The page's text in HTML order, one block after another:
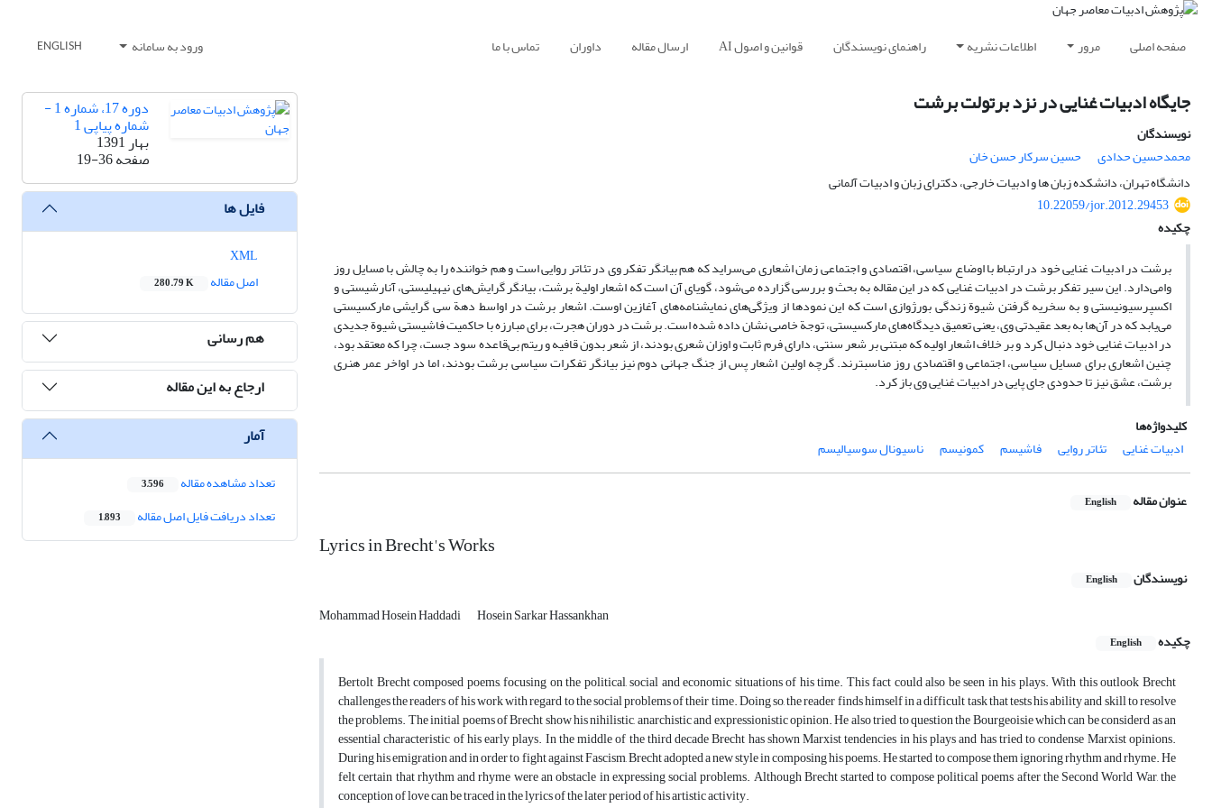
صفحه اصلی مرور اطلاعات نشریه راهنمای نویسندگان قوانین و اصول AI ارسال مقاله داوران تماس با ما ورود به سامانه ENGLISH
جایگاه ادبیات غنایی در نزد برتولت برشت
نویسندگان
محمدحسین حدادی
حسین سرکار حسن خان
دانشگاه تهران، دانشکده زبان ها و ادبیات خارجی، دکترای زبان و ادبیات آلمانی
10.22059/jor.2012.29453
چکیده
برشت در ادبیات غنایی خود در ارتباط با اوضاع سیاسی، اقتصادی و اجتماعی زمان اشعاری می‌سراید که هم بیانگر تفکر وی در تئاتر روایی است و هم خواننده را به چالش با مسایل روز
وامی‌دارد. این سیر تفکر برشت در ادبیات غنایی که در این مقاله به بحث و بررسی گزارده می‌شود، گویای آن است که اشعار اولیة برشت، بیانگر گرایش‌های نیهیلیستی، آنارشیستی و
اکسپرسیونیستی و به سخریه گرفتن شیوة زندگی بورژوازی است که این نمودها از ویژگی‌های نمایشنامه‌های آغازین اوست. اشعار برشت در اواسط دهة سی گرایشی مارکسیستی
می‌یابد که در آن‌ها به بعد عقیدتی وی، یعنی تعمیق دیدگاه‌های مارکسیستی، توجة خاصی نشان داده شده است. برشت در دوران هجرت، برای مبارزه با حاکمیت فاشیستی شیوة جدیدی
در ادبیات غنایی خود دنبال کرد و بر خلاف اشعار اولیه که مبتنی بر شعر سنتی، دارای فرم ثابت و اوزان شعری بودند، از شعر بدون قافیه و ریتم بی‌قاعده سود جست، چرا که معتقد بود،
چنین اشعاری برای مسایل سیاسی، اجتماعی و اقتصادی روز مناسبترند. گرچه اولین اشعار پس از جنگ جهانی دوم نیز بیانگر تفکرات سیاسی برشت بودند، اما در اواخر عمر هنری
برشت، عشق نیز تا حدودی جای پایی در ادبیات غنایی وی باز کرد.
کلیدواژه‌ها
ادبیات غنایی
تئاتر روایی فاشیسم کمونیسم ناسیونال سوسیالیسم
عنوان مقاله English
Lyrics in Brecht's Works
نویسندگان English
Mohammad Hosein Haddadi
Hosein Sarkar Hassankhan
چکیده
English
Bertolt Brecht composed poems, focusing on the political, social and economic situations of his time. This fact could also be seen in his plays. With this outlook Brecht
challenges the readers of his work with regard to the social problems of their time. Doing so, the reader finds himself in a difficult task that tests his ability and skill to resolve
the problems. The initial poems of Brecht show his nihilistic, anarchistic and expressionistic opinion. He also tried to question the Bourgeoisie which can be considerd as an
essential characteristic of his early plays. In the middle of the third decade Brecht has shown Marxist tendencies in his plays and has tried to condense Marxist opinions.
During his emigration and in order to fight against Fascism, Brecht adopted a new style in composing his poems. He started to compose them ignoring rhythm and rhyme. He
felt certain that rhythm and rhyme were an obstacle in expressing social problems. Although Brecht started to compose political poems after the Second World War, the
conception of love can be traced in the lyrics of the later period of his artistic activity.
دوره 17، شماره 1 -
شماره پیاپی 1
بهار 1391
صفحه19-36
فایل ها
اصل مقاله
280.79 K
هم رسانی
ارجاع به این مقاله
آمار
تعداد مشاهده مقاله 3,596
تعداد دریافت فایل اصل مقاله 1,893